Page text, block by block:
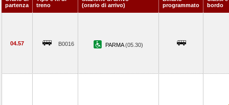
partenza
treno
(orario di arrivo)
programmato
bordo
04.57 B0016 PARMA(05.30)